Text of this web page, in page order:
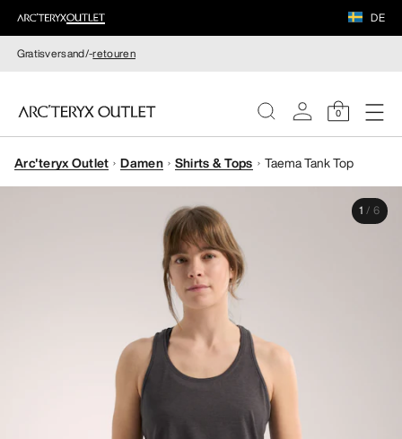
DE
Gratisversand/-retouren
0
DAMEN
Arc'teryx Outlet Damen Shirts & Tops Taema Tank Top
1 / 6